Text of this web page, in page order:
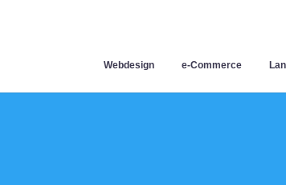
Webdesign e-Commerce